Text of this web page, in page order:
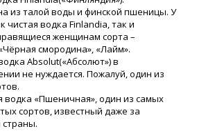
из талой воды и финской пшеницы. У
чистая водка Finlandia, так и
женщинам сорта –
смородина», «Лайм».
Absolut(«Абсолют») в
не нуждается. Пожалуй, один из
водка «Пшеничная», один из самых
сортов, известный даже за